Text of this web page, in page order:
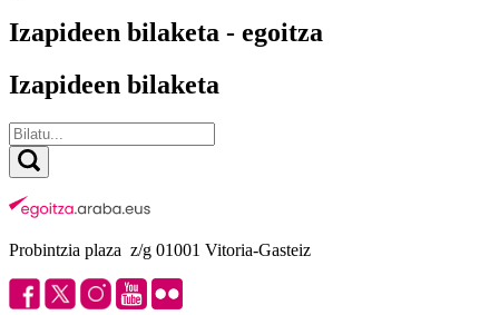
Izapideen bilaketa - egoitza
Izapideen bilaketa
Probintzia plaza z/g 01001 Vitoria-Gasteiz